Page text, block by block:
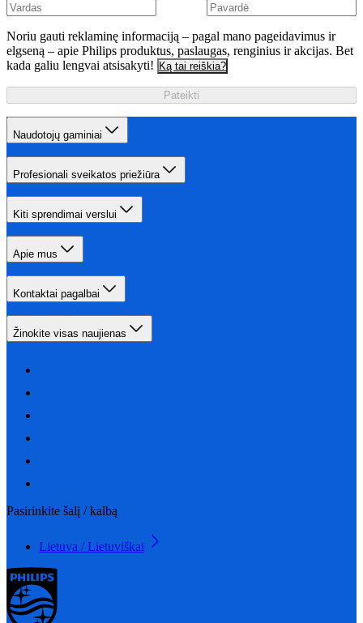
Noriu gauti reklaminę informaciją – pagal mano pageidavimus ir
elgseną – apie Philips produktus, paslaugas, renginius ir akcijas. Bet
kada galiu lengvai atsisakyti! Ką tai reiškia?
Pateikti
Naudotojų gaminiai
Profesionali sveikatos priežiūra
Kiti sprendimai verslui
Apie mus
Kontaktai pagalbai
Žinokite visas naujienas
Pasirinkite šalį / kalbą
Lietuva / Lietuviškai